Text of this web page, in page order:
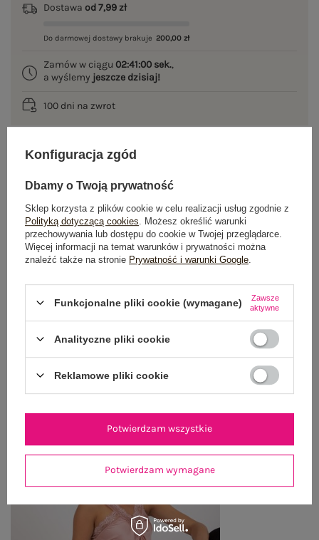
Dostawa od 7,99 zł
Do darmowej dostawy brakuje 200,00 zł
Zamów w ciągu 02:40:59 sek.
a wyślemy jeszcze dzisiaj!
100 dni na zwrot
GŁÓWNE PARAMETRY
OPINIE O PRODUKCIE (0)
ZWROTY I REKLAMACJE
OSTATNIO OGLĄDANE
Zobacz wszystko
Konfiguracja zgód
Dbamy o Twoją prywatność
Sklep korzysta z plików cookie w celu realizacji usług zgodnie z
Polityką dotyczącą cookies . Możesz określić warunki
przechowywania lub dostępu do cookie w Twojej przeglądarce.
Więcej informacji na temat warunków i prywatności można
znaleźć także na stronie Prywatność i warunki Google
Funkcjonalne pliki cookie (wymagane)
Zawsze
aktywne
Analityczne pliki cookie
Reklamowe pliki cookie
Potwierdzam wymagane
Potwierdzam wszystkie